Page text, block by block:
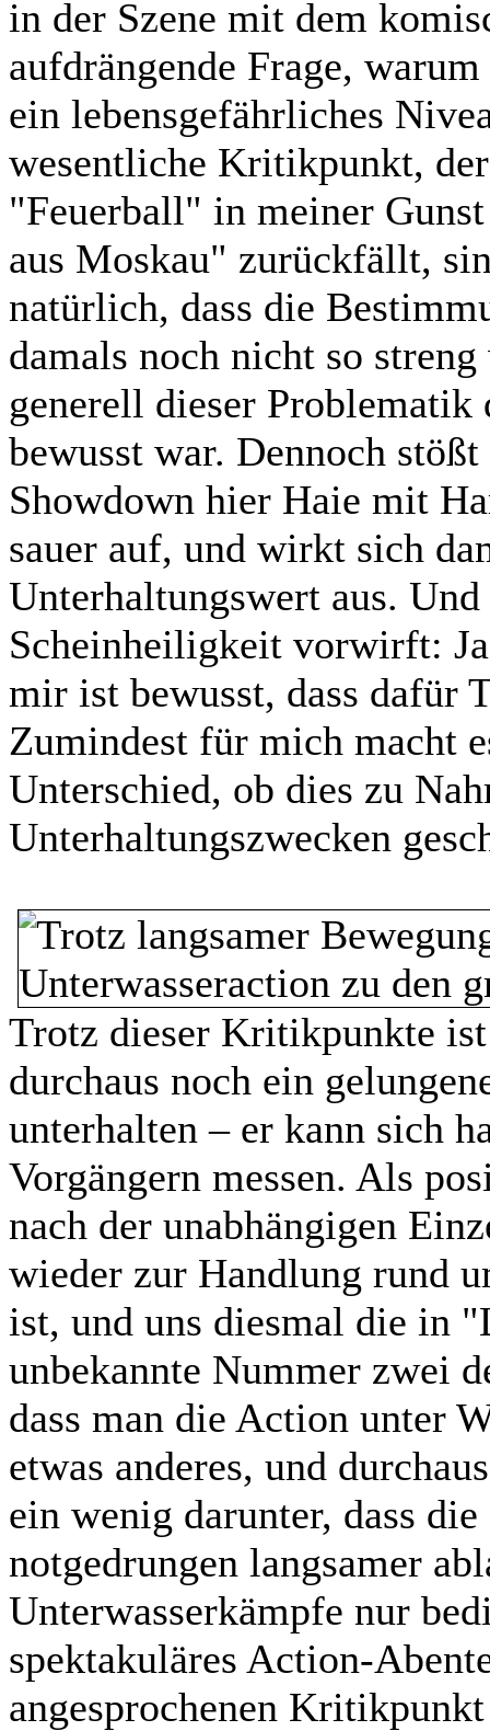
in der Szene mit dem
aufdrängende Frage,
ein lebensgefährliches
wesentliche Kritikpunkt,
"Feuerball" in meiner
aus Moskau" zurückfällt,
natürlich, dass die
damals noch nicht so
generell dieser
bewusst war. Dennoch
Showdown hier Haie mit
sauer auf, und wirkt sich
Unterhaltungswert aus.
Scheinheiligkeit vorwirft:
mir ist bewusst, dass dafür
Zumindest für mich macht
Unterschied, ob dies zu
Unterhaltungszwecken
Trotz dieser Kritikpunkte
durchaus noch ein
unterhalten – er kann sich
Vorgängern messen. Als
nach der unabhängigen
wieder zur Handlung rund
ist, und uns diesmal die in
unbekannte Nummer zwei
dass man die Action unter
etwas anderes, und
ein wenig darunter, dass
notgedrungen langsamer
Unterwasserkämpfe nur
spektakuläres Action-
angesprochenen